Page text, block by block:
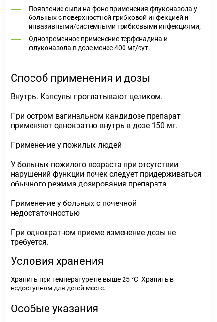
Появление сыпи на фоне применения флуконазола у
больных с поверхностной грибковой инфекцией и
инвазивными/системными грибковыми инфекциями;
Одновременное применение терфенадина и
флуконазола в дозе менее 400 мг/сут.
Способ применения и дозы
Внутрь. Капсулы проглатывают целиком.
При остром вагинальном кандидозе препарат
применяют однократно внутрь в дозе 150 мг.
Применение у пожилых людей
У больных пожилого возраста при отсутствии
нарушений функции почек следует придерживаться
обычного режима дозирования препарата.
Применение у больных с почечной
недостаточностью
При однократном приеме изменение дозы не
требуется.
Условия хранения
Хранить при температуре не выше 25 °С. Хранить в
недоступном для детей месте.
Особые указания